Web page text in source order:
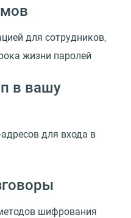
для сотрудников,
жизни паролей
в вашу
для входа в
шифрования